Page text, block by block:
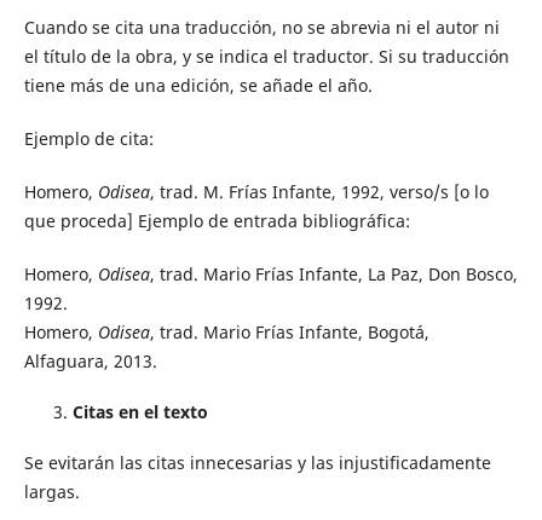
Cuando se cita una traducción, no se abrevia ni el autor ni
el título de la obra, y se indica el traductor. Si su traducción
tiene más de una edición, se añade el año.
Ejemplo de cita:
Homero, Odisea, trad. M. Frías Infante, 1992, verso/s [o lo
que proceda] Ejemplo de entrada bibliográfica:
Homero, Odisea, trad. Mario Frías Infante, La Paz, Don Bosco,
1992.
Homero, Odisea, trad. Mario Frías Infante, Bogotá,
Alfaguara, 2013.
Citas en el texto
Se evitarán las citas innecesarias y las injustificadamente
largas.